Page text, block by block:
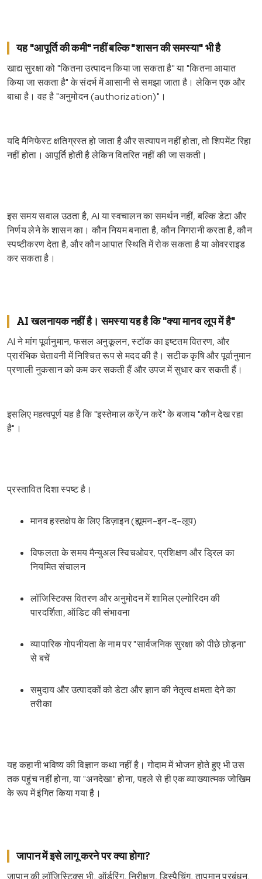
यह "आपूर्ति की कमी" नहीं बल्कि "शासन की समस्या" भी है
खाद्य सुरक्षा को "कितना उत्पादन किया जा सकता है" या "कितना आयात
किया जा सकता है" के संदर्भ में आसानी से समझा जाता है। लेकिन एक और
बाधा है। वह है "अनुमोदन (authorization)"।
यदि मैनिफेस्ट क्षतिग्रस्त हो जाता है और सत्यापन नहीं होता, तो शिपमेंट रिहा
नहीं होता। आपूर्ति होती है लेकिन वितरित नहीं की जा सकती।
इस समय सवाल उठता है, AI या स्वचालन का समर्थन नहीं, बल्कि डेटा और
निर्णय लेने के शासन का। कौन नियम बनाता है, कौन निगरानी करता है, कौन
स्पष्टीकरण देता है, और कौन आपात स्थिति में रोक सकता है या ओवरराइड
कर सकता है।
AI खलनायक नहीं है। समस्या यह है कि "क्या मानव लूप में है"
AI ने मांग पूर्वानुमान, फसल अनुकूलन, स्टॉक का इष्टतम वितरण, और
प्रारंभिक चेतावनी में निश्चित रूप से मदद की है। सटीक कृषि और पूर्वानुमान
प्रणाली नुकसान को कम कर सकती हैं और उपज में सुधार कर सकती हैं।
इसलिए महत्वपूर्ण यह है कि "इस्तेमाल करें/न करें" के बजाय "कौन देख रहा
है"।
प्रस्तावित दिशा स्पष्ट है।
मानव हस्तक्षेप के लिए डिज़ाइन (ह्यूमन-इन-द-लूप)
विफलता के समय मैन्युअल स्विचओवर, प्रशिक्षण और ड्रिल का
नियमित संचालन
लॉजिस्टिक्स वितरण और अनुमोदन में शामिल एल्गोरिदम की
पारदर्शिता, ऑडिट की संभावना
व्यापारिक गोपनीयता के नाम पर "सार्वजनिक सुरक्षा को पीछे छोड़ना"
से बचें
समुदाय और उत्पादकों को डेटा और ज्ञान की नेतृत्व क्षमता देने का
तरीका
यह कहानी भविष्य की विज्ञान कथा नहीं है। गोदाम में भोजन होते हुए भी उस
तक पहुंच नहीं होना, या "अनदेखा" होना, पहले से ही एक व्याख्यात्मक जोखिम
के रूप में इंगित किया गया है।
जापान में इसे लागू करने पर क्या होगा?
जापान की लॉजिस्टिक्स भी, ऑर्डरिंग, निरीक्षण, डिस्पैचिंग, तापमान प्रबंधन,